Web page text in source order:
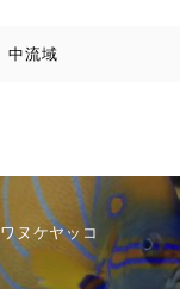
中流域
ワヌケヤッコ